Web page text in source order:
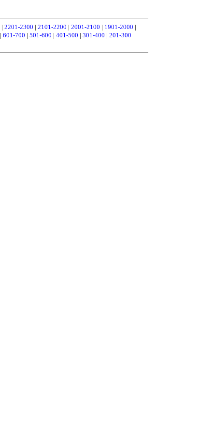
| 2201-2300 | 2101-2200 | 2001-2100 | 1901-2000 |
| 601-700 | 501-600 | 401-500 | 301-400 | 201-300